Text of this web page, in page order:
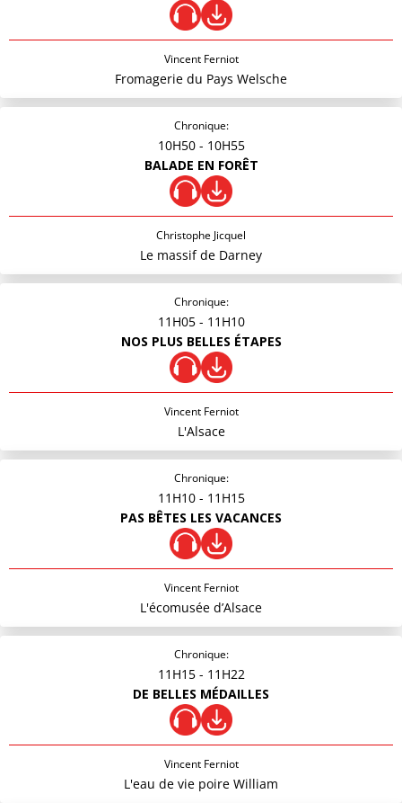
Vincent Ferniot
Fromagerie du Pays Welsche
Chronique:
10H50 - 10H55
BALADE EN FORÊT
Christophe Jicquel
Le massif de Darney
Chronique:
11H05 - 11H10
NOS PLUS BELLES ÉTAPES
Vincent Ferniot
L'Alsace
Chronique:
11H10 - 11H15
PAS BÊTES LES VACANCES
Vincent Ferniot
L'écomusée d’Alsace
Chronique:
11H15 - 11H22
DE BELLES MÉDAILLES
Vincent Ferniot
L'eau de vie poire William